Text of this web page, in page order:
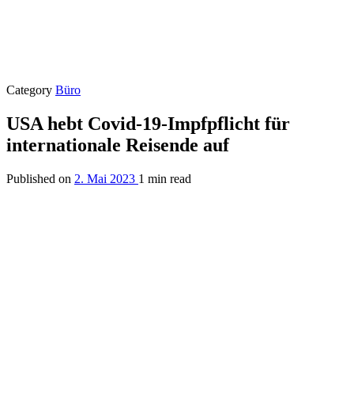
Category Büro
USA hebt Covid-19-Impfpflicht für
internationale Reisende auf
Published on 2. Mai 2023 1 min read